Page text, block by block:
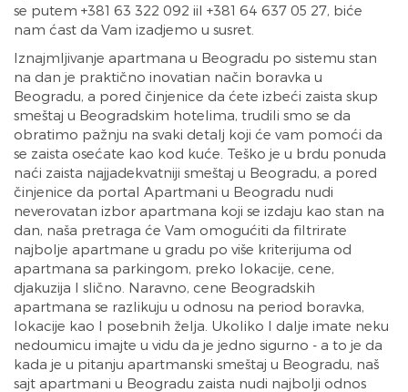
se putem +381 63 322 092 iil +381 64 637 05 27, biće
nam ćast da Vam izadjemo u susret.
Iznajmljivanje apartmana u Beogradu po sistemu stan
na dan je praktično inovatian način boravka u
Beogradu, a pored činjenice da ćete izbeći zaista skup
smeštaj u Beogradskim hotelima, trudili smo se da
obratimo pažnju na svaki detalj koji će vam pomoći da
se zaista osećate kao kod kuće. Teško je u brdu ponuda
naći zaista najjadekvatniji smeštaj u Beogradu, a pored
činjenice da portal Apartmani u Beogradu nudi
neverovatan izbor apartmana koji se izdaju kao stan na
dan, naša pretraga će Vam omogućiti da filtrirate
najbolje apartmane u gradu po više kriterijuma od
apartmana sa parkingom, preko lokacije, cene,
djakuzija I slično. Naravno, cene Beogradskih
apartmana se razlikuju u odnosu na period boravka,
lokacije kao I posebnih želja. Ukoliko I dalje imate neku
nedoumicu imajte u vidu da je jedno sigurno - a to je da
kada je u pitanju apartmanski smeštaj u Beogradu, naš
sajt apartmani u Beogradu zaista nudi najbolji odnos